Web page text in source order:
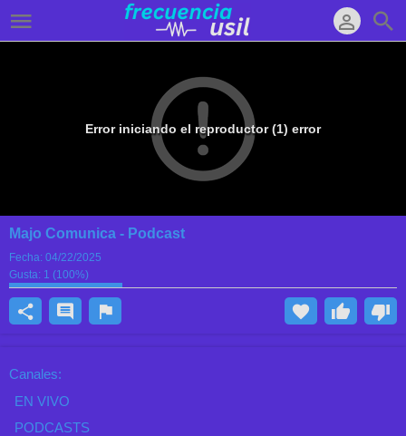
Error iniciando el reproductor (1) error
Majo Comunica - Podcast
Fecha: 04/22/2025
Gusta: 1 (100%)
Canales:
EN VIVO
PODCASTS